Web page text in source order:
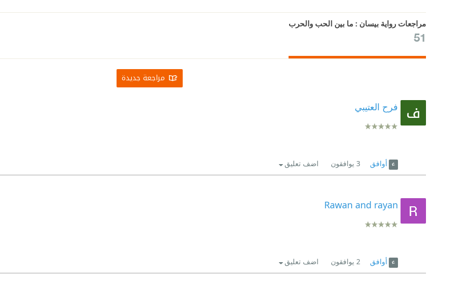
مراجعات رواية بيسان : ما بين الحب والحرب
51
مراجعة جديدة
فرح العتيبي
أوافق 3 يوافقون اضف تعليق
Rawan and rayan
أوافق 2 يوافقون اضف تعليق